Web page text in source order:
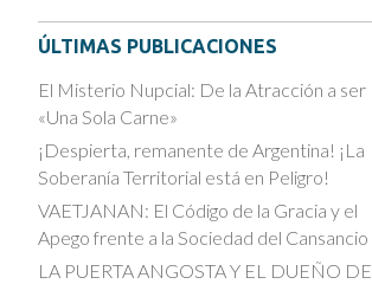
ÚLTIMAS PUBLICACIONES
El Misterio Nupcial: De la Atracción a ser
«Una Sola Carne»
¡Despierta, remanente de Argentina! ¡La
Soberanía Territorial está en Peligro!
VAETJANAN: El Código de la Gracia y el
Apego frente a la Sociedad del Cansancio
LA PUERTA ANGOSTA Y EL DUEÑO DE